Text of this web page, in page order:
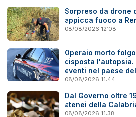
Sorpreso da drone
appicca fuoco a
08/08/2026 12:08
Operaio morto
disposta
eventi nel paese
08/08/2026 11:44
Dal Governo oltre
atenei della
08/08/2026 11:38